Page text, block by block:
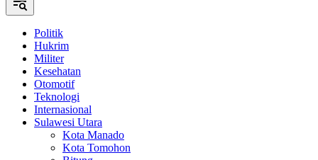
Politik
Hukrim
Militer
Kesehatan
Otomotif
Teknologi
Internasional
Sulawesi Utara
Kota Manado
Kota Tomohon